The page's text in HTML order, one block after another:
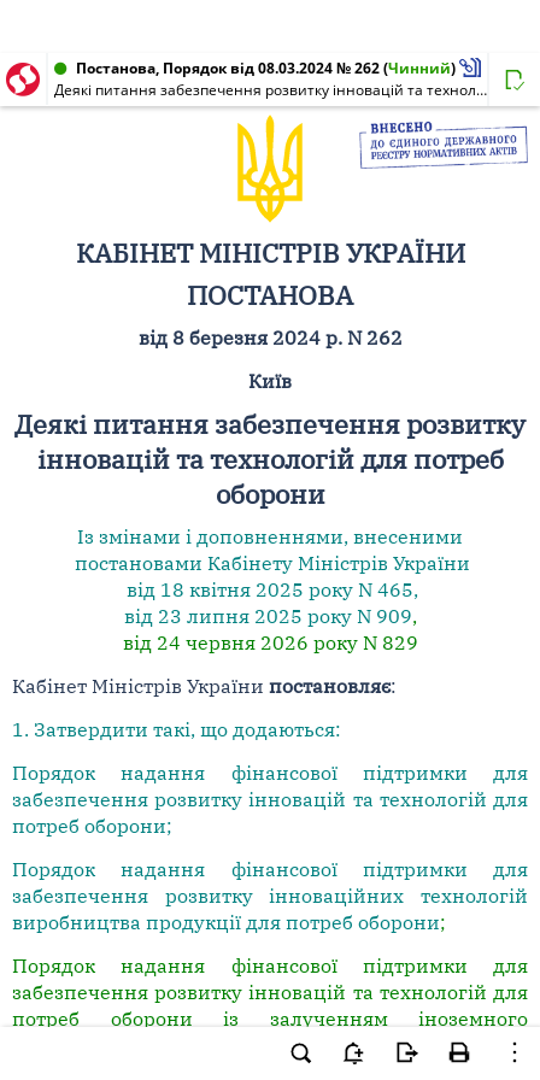
Постанова, Порядок від 08.03.2024 № 262(Чинний)
Деякі питання забезпечення розвитку інновацій та технологій для потреб оборони